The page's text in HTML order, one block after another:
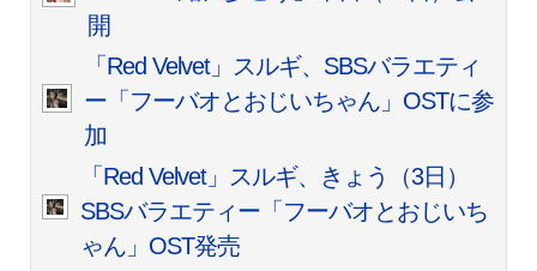
開
「Red Velvet」スルギ、SBSバラエティ
ー「フーバオとおじいちゃん」OSTに参
加
「Red Velvet」スルギ、きょう（3日）
SBSバラエティー「フーバオとおじいち
ゃん」OST発売